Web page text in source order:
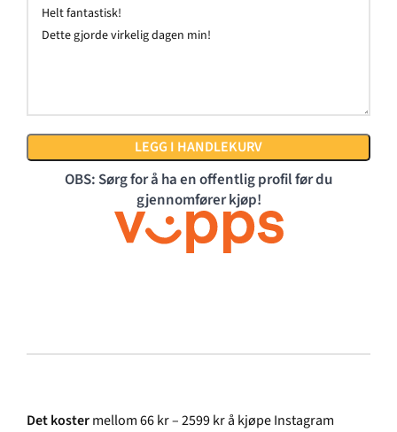
LEGG I HANDLEKURV
OBS: Sørg for å ha en offentlig profil før du
gjennomfører kjøp!
Det kostermellom 66 kr – 2599 kr å kjøpe Instagram